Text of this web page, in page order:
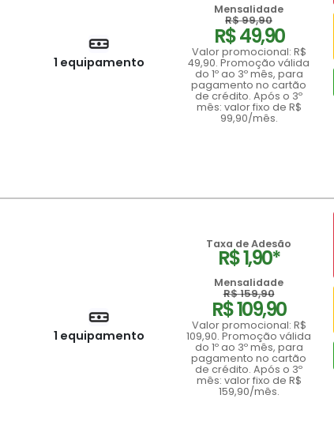
1 equipamento
Mensalidade
R$ 99,90
R$ 49,90
Valor promocional: R$
49,90. Promoção válida
do 1º ao 3º mês, para
pagamento no cartão
de crédito. Após o 3º
mês: valor fixo de R$
99,90/mês.
1 equipamento
Taxa de Adesão
R$ 1,90*
Mensalidade
R$ 159,90
R$ 109,90
Valor promocional: R$
109,90. Promoção válida
do 1º ao 3º mês, para
pagamento no cartão
de crédito. Após o 3º
mês: valor fixo de R$
159,90/mês.